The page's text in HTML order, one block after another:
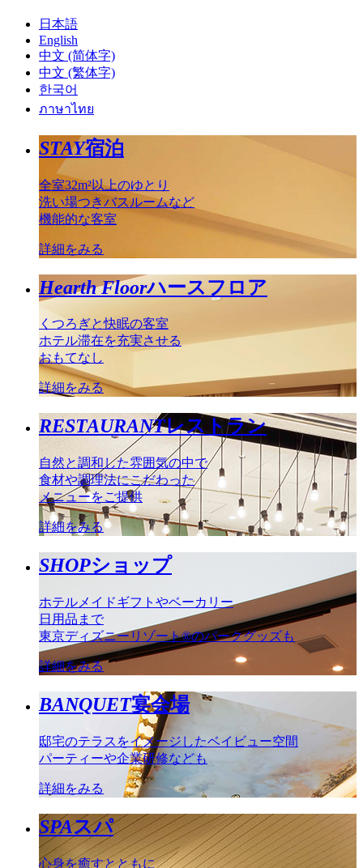
日本語
English
中文 (简体字)
中文 (繁体字)
한국어
ภาษาไทย
STAY宿泊
全室32m²以上のゆとり
洗い場つきバスルームなど
機能的な客室
詳細をみる
Hearth Floorハースフロア
くつろぎと快眠の客室
ホテル滞在を充実させる
おもてなし
詳細をみる
RESTAURANTレストラン
自然と調和した雰囲気の中で
食材や調理法にこだわった
メニューをご提供
詳細をみる
SHOPショップ
ホテルメイドギフトやベーカリー
日用品まで
東京ディズニーリゾート®のパークグッズも
詳細をみる
BANQUET宴会場
邸宅のテラスをイメージしたベイビュー空間
パーティーや企業研修なども
詳細をみる
SPAスパ
心身を癒すとともに